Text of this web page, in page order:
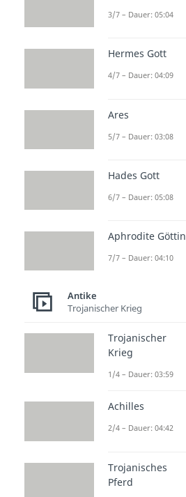
3/7 – Dauer: 05:04
Hermes Gott
4/7 – Dauer: 04:09
Ares
5/7 – Dauer: 03:08
Hades Gott
6/7 – Dauer: 05:08
Aphrodite Göttin
7/7 – Dauer: 04:10
Antike
Trojanischer Krieg
Trojanischer
Krieg
1/4 – Dauer: 03:59
Achilles
2/4 – Dauer: 04:42
Trojanisches
Pferd